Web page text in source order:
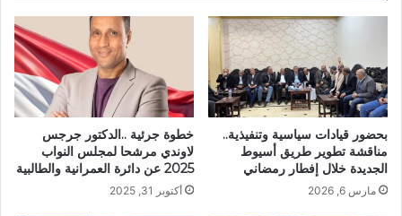
بحضور قيادات سياسية وتنفيذية..
مناقشة تطوير طريق أسيوط
الجديدة خلال إفطار رمضاني
مارس 6, 2026
خطوة جرئية ..الدكتور جرجس
لاوندي مرشحا لمجلس النواب
2025 عن دائرة العمرانية والطالبية
أكتوبر 31, 2025